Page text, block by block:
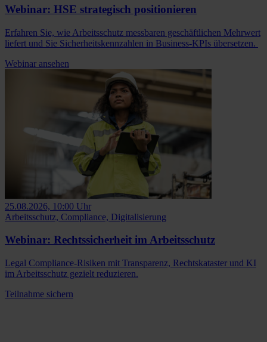
Webinar: HSE strategisch positionieren
Erfahren Sie, wie Arbeitsschutz messbaren geschäftlichen Mehrwert
liefert und Sie Sicherheitskennzahlen in Business-KPIs übersetzen.
Webinar ansehen
25.08.2026, 10:00 Uhr
Arbeitsschutz, Compliance, Digitalisierung
Webinar: Rechtssicherheit im Arbeitsschutz
Legal Compliance-Risiken mit Transparenz, Rechtskataster und KI
im Arbeitsschutz gezielt reduzieren.
Teilnahme sichern